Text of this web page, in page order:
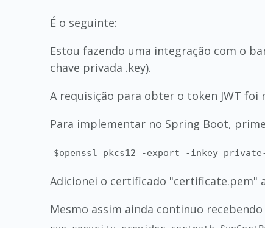
É o seguinte:
Estou fazendo uma integração com o
chave privada .key).
A requisição para obter o token JWT
Para implementar no Spring Boot,
$openssl pkcs12 -export -inkey
Adicionei o certificado "certificate.pem"
Mesmo assim ainda continuo